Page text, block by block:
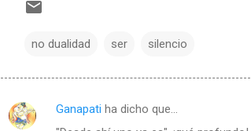
no dualidad ser silencio
C
Ganapati ha dicho que…